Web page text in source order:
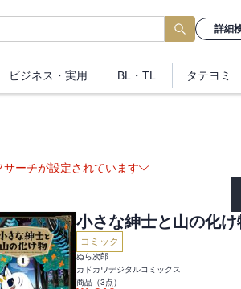
詳細
ビジネス ・実用 BL・TL タテヨミ
サーチが設定されています
小さな紳士と山の化け
コミック
ぬら次郎
カドカワデジタルコミックス
商品（3点）